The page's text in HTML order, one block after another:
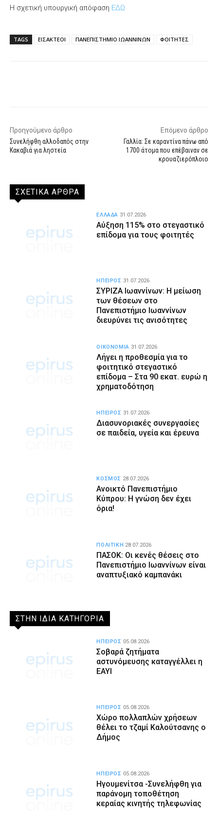
Η σχετική υπουργική απόφαση ΕΔΩ
TAGS ΕΙΣΑΚΤΕΟΙ ΠΑΝΕΠΙΣΤΗΜΙΟ ΙΩΑΝΝΙΝΩΝ ΦΟΙΤΗΤΕΣ
Προηγούμενο άρθρο
Συνελήφθη αλλοδαπός στην
Κακαβιά για ληστεία
Επόμενο άρθρο
Γαλλία: Σε καραντίνα πάνω από
1700 άτομα που επέβαιναν σε
κρουαζιερόπλοιο
ΣΧΕΤΙΚΑ ΑΡΘΡΑ
Αύξηση 115% στο στεγαστικό
επίδομα για τους φοιτητές
ΕΛΛΑΔΑ 31.07.2026
ΣΥΡΙΖΑ Ιωαννίνων: Η μείωση
των θέσεων στο
Πανεπιστήμιο Ιωαννίνων
διευρύνει τις ανισότητες
ΗΠΕΙΡΟΣ 31.07.2026
Λήγει η προθεσμία για το
φοιτητικό στεγαστικό
επίδομα – Στα 90 εκατ. ευρώ η
χρηματοδότηση
ΟΙΚΟΝΟΜΙΑ 31.07.2026
Διασυνοριακές συνεργασίες
σε παιδεία, υγεία και έρευνα
ΗΠΕΙΡΟΣ 31.07.2026
Ανοικτό Πανεπιστήμιο
Κύπρου: Η γνώση δεν έχει
όρια!
ΚΟΣΜΟΣ 28.07.2026
ΠΑΣΟΚ: Οι κενές θέσεις στο
Πανεπιστήμιο Ιωαννίνων είναι
αναπτυξιακό καμπανάκι
ΠΟΛΙΤΙΚΗ 28.07.2026
ΣΤΗΝ ΙΔΙΑ ΚΑΤΗΓΟΡΙΑ
Σοβαρά ζητήματα
αστυνόμευσης καταγγέλλει η
ΕΑΥΙ
ΗΠΕΙΡΟΣ 05.08.2026
Χώρο πολλαπλών χρήσεων
θέλει το τζαμί Καλούτσανης ο
Δήμος
ΗΠΕΙΡΟΣ 05.08.2026
Ηγουμενίτσα -Συνελήφθη για
παράνομη τοποθέτηση
κεραίας κινητής τηλεφωνίας
ΗΠΕΙΡΟΣ 05.08.2026